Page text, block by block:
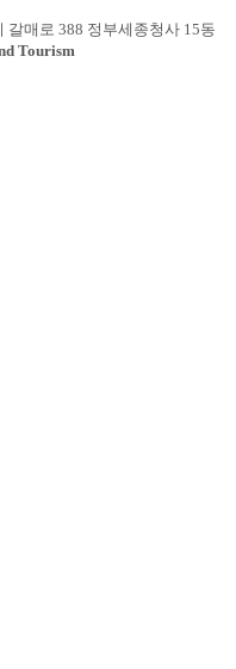
갈매로 388 정부세종청사 15동
Tourism